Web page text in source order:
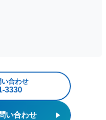
合わせ
い合わせ